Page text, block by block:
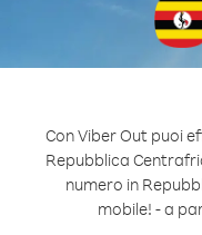
Con Viber Out puoi
Repubblica
numero in
mobile! - a